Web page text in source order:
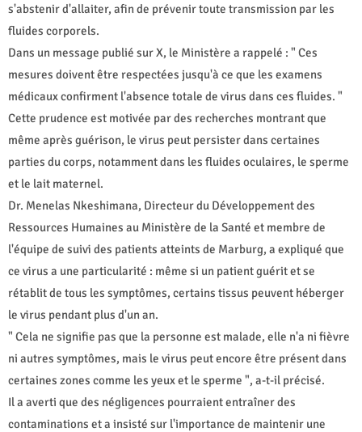
s'abstenir d'allaiter, afin de prévenir toute transmission par les
fluides corporels.
Dans un message publié sur X, le Ministère a rappelé : " Ces
mesures doivent être respectées jusqu'à ce que les examens
médicaux confirment l'absence totale de virus dans ces fluides. "
Cette prudence est motivée par des recherches montrant que
même après guérison, le virus peut persister dans certaines
parties du corps, notamment dans les fluides oculaires, le sperme
et le lait maternel.
Dr. Menelas Nkeshimana, Directeur du Développement des
Ressources Humaines au Ministère de la Santé et membre de
l'équipe de suivi des patients atteints de Marburg, a expliqué que
ce virus a une particularité : même si un patient guérit et se
rétablit de tous les symptômes, certains tissus peuvent héberger
le virus pendant plus d'un an.
" Cela ne signifie pas que la personne est malade, elle n'a ni fièvre
ni autres symptômes, mais le virus peut encore être présent dans
certaines zones comme les yeux et le sperme ", a-t-il précisé.
Il a averti que des négligences pourraient entraîner des
contaminations et a insisté sur l'importance de maintenir une